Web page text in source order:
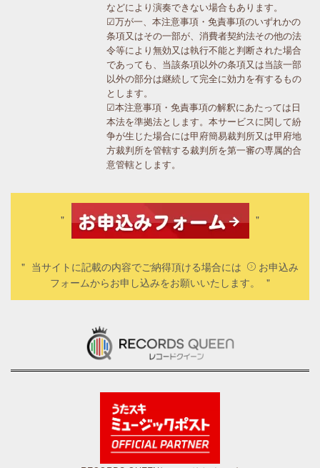
などにより演奏できない場合もあります。
☑万が一、本注意事項・免責事項のいずれかの
条項又はその一部が、消費者契約法その他の法
令等により無効又は執行不能と判断された場合
であっても、当該条項以外の条項又は当該一部
以外の部分は継続して完全に効力を有するもの
とします。
☑本注意事項・免責事項の解釈にあたっては日
本法を準拠法とします。本サービスに関して紛
争が生じた場合には甲府簡易裁判所又は甲府地
方裁判所を管轄する裁判所を第一審の専属的合
意管轄とします。
当サイトに記載の内容でご納得頂ける場合には
お申込み
フォームからお申し込みをお願いいたします。